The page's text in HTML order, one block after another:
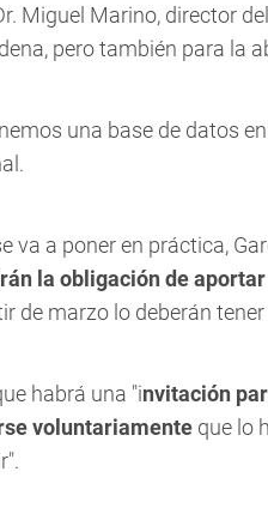
Miguel Marino, director
pero también para la
una base de datos
va a poner en práctica,
la obligación de
de marzo lo deberán
habrá una "invitación
voluntariamente que lo